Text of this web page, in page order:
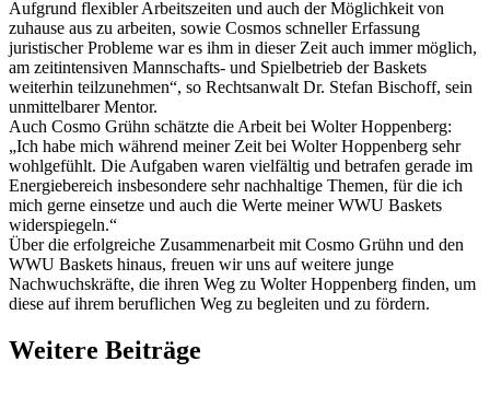
Aufgrund flexibler Arbeitszeiten und auch der Möglichkeit von
zuhause aus zu arbeiten, sowie Cosmos schneller Erfassung
juristischer Probleme war es ihm in dieser Zeit auch immer möglich,
am zeitintensiven Mannschafts- und Spielbetrieb der Baskets
weiterhin teilzunehmen“, so Rechtsanwalt Dr. Stefan Bischoff, sein
unmittelbarer Mentor.
Auch Cosmo Grühn schätzte die Arbeit bei Wolter Hoppenberg:
„Ich habe mich während meiner Zeit bei Wolter Hoppenberg sehr
wohlgefühlt. Die Aufgaben waren vielfältig und betrafen gerade im
Energiebereich insbesondere sehr nachhaltige Themen, für die ich
mich gerne einsetze und auch die Werte meiner WWU Baskets
widerspiegeln.“
Über die erfolgreiche Zusammenarbeit mit Cosmo Grühn und den
WWU Baskets hinaus, freuen wir uns auf weitere junge
Nachwuchskräfte, die ihren Weg zu Wolter Hoppenberg finden, um
diese auf ihrem beruflichen Weg zu begleiten und zu fördern.
Weitere Beiträge